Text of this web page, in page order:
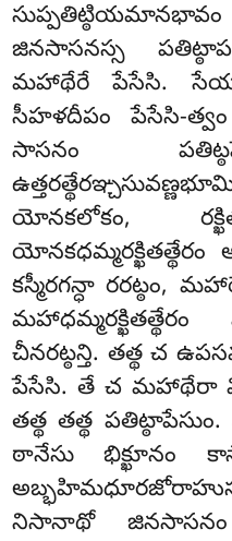
జినసాసనస్స
మహాథేరే పేసేసి.
సీహళదీపం పేసేసి-
సాసనం
యోనకలోకం,
యోనకధమ్మరక్ఖితత్థేరం
కస్మీరగన్ధా రరట్ఠం,
చీనరట్ఠన్తి. తత్థ చ
పేసేసి. తే చ మహాథేరా
తత్థ తత్థ
ఠానేసు భిక్ఖూనం
నిసానాథో